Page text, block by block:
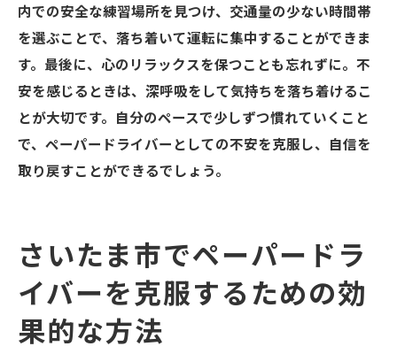
内での安全な練習場所を見つけ、交通量の少ない時間帯
を選ぶことで、落ち着いて運転に集中することができま
す。最後に、心のリラックスを保つことも忘れずに。不
安を感じるときは、深呼吸をして気持ちを落ち着けるこ
とが大切です。自分のペースで少しずつ慣れていくこと
で、ペーパードライバーとしての不安を克服し、自信を
取り戻すことができるでしょう。
さいたま市でペーパードラ
イバーを克服するための効
果的な方法